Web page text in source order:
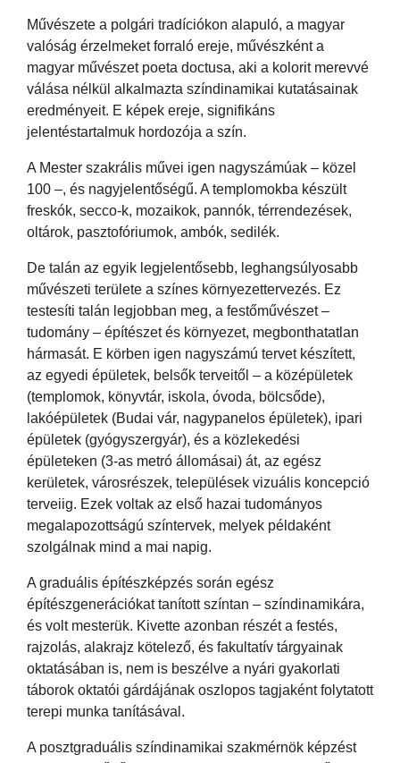
Művészete a polgári tradíciókon alapuló, a magyar
valóság érzelmeket forraló ereje, művészként a
magyar művészet poeta doctusa, aki a kolorit merevvé
válása nélkül alkalmazta színdinamikai kutatásainak
eredményeit. E képek ereje, signifikáns
jelentéstartalmuk hordozója a szín.
A Mester szakrális művei igen nagyszámúak – közel
100 –, és nagyjelentőségű. A templomokba készült
freskók, secco-k, mozaikok, pannók, térrendezések,
oltárok, pasztofóriumok, ambók, sedilék.
De talán az egyik legjelentősebb, leghangsúlyosabb
művészeti területe a színes környezettervezés. Ez
testesíti talán legjobban meg, a festőművészet –
tudomány – építészet és környezet, megbonthatatlan
hármasát. E körben igen nagyszámú tervet készített,
az egyedi épületek, belsők terveitől – a középületek
(templomok, könyvtár, iskola, óvoda, bölcsőde),
lakóépületek (Budai vár, nagypanelos épületek), ipari
épületek (gyógyszergyár), és a közlekedési
épületeken (3-as metró állomásai) át, az egész
kerületek, városrészek, települések vizuális koncepció
terveiig. Ezek voltak az első hazai tudományos
megalapozottságú színtervek, melyek példaként
szolgálnak mind a mai napig.
A graduális építészképzés során egész
építészgenerációkat tanított színtan – színdinamikára,
és volt mesterük. Kivette azonban részét a festés,
rajzolás, alakrajz kötelező, és fakultatív tárgyainak
oktatásában is, nem is beszélve a nyári gyakorlati
táborok oktatói gárdájának oszlopos tagjaként folytatott
terepi munka tanításával.
A posztgraduális színdinamikai szakmérnök képzést